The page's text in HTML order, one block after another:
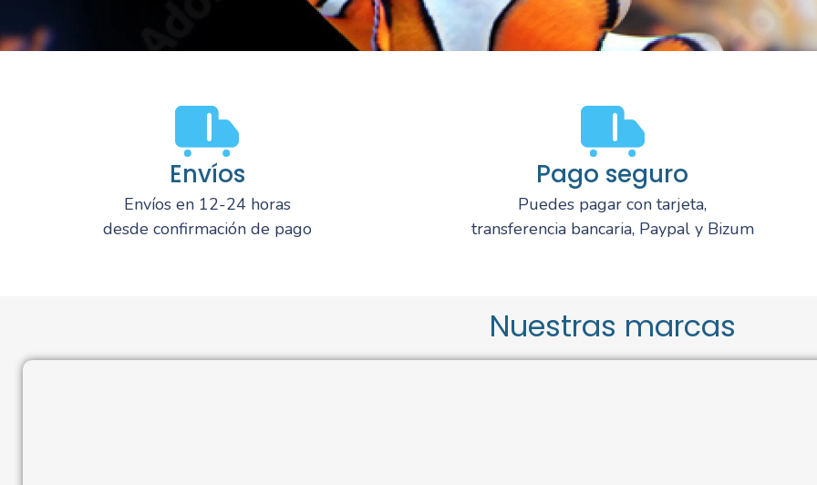
Envíos
Envíos en 12-24 horas
desde confirmación de pago
Pago seguro
Puedes pagar con tarjeta,
transferencia bancaria, Paypal y Bizum
Nuestras marcas